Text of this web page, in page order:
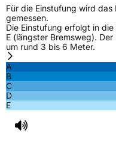
EU Label
EffizienzC
Nasshaftung
Für die Einstufung wird das
gemessen.
Die Einstufung erfolgt in
E (längster Bremsweg).
um rund 3 bis 6 Meter.
A
B
C
D
E